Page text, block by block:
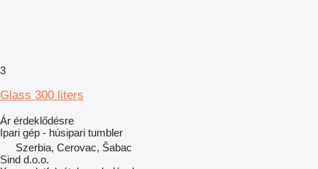
3
Glass 300 liters
Ár érdeklődésre
Ipari gép - húsipari tumbler
Szerbia, Cerovac, Šabac
Sind d.o.o.